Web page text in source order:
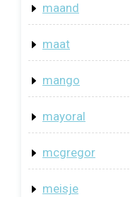
maand
maat
mango
mayoral
mcgregor
meisje